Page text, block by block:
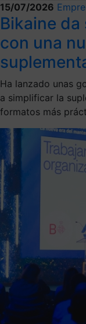
15/07/2026
Bikaine
con una
Ha lanzado unas
a simplificar la
formatos más